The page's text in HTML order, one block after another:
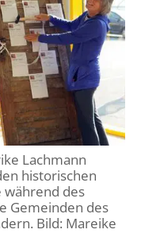
Lachmann
historischen
während des
Gemeinden des
Bild: Mareike